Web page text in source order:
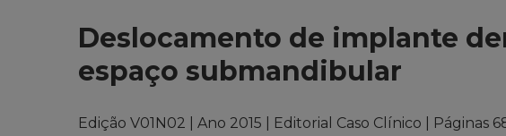
Deslocamento de implante
espaço submandibular
Edição V01N02 | Ano 2015 | Editorial Caso Clínico | Páginas